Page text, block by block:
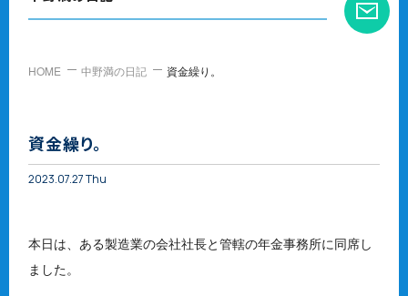
HOME 中野満の日記 資金繰り。
資金繰り。
2023.07.27 Thu
本日は、ある製造業の会社社長と管轄の年金事務所に同席し
ました。